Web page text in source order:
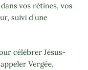
vos rétines, vos
suivi d’une
célébrer Jésus-
Vergée,